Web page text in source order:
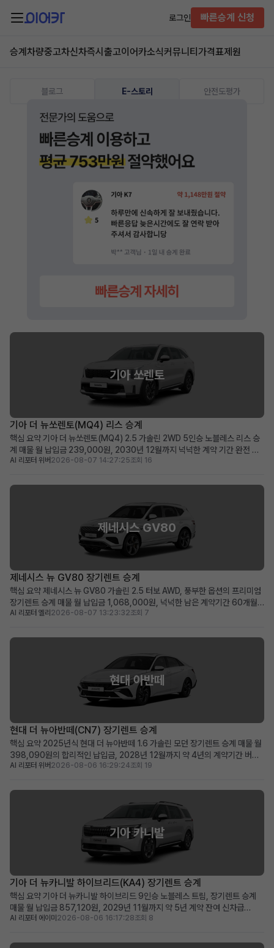
로그인 빠른승계 신청
승계차량중고차신차즉시출고이어카소식커뮤니티 가격표제원
블로그 E-스토리 안전도평가
기아 쏘렌토
기아 더 뉴쏘렌토(MQ4) 리스 승계
핵심 요약 기아 더 뉴쏘렌토(MQ4) 2.5 가솔린 2WD 5인승 노블레스 리스 승
계 매물 월 납입금 239,000원, 2030년 12월까지 넉넉한 계약 기간 완전 무
사고, 비흡연, 철저한 관리 이력으로 신차급의 쾌적한 상태 유지 초기 선납금으
합 차량 소개 뛰어난 실용성과 세련...
AI 리포터 위버 2026-08-07 14:27:25조회 16
제네시스 GV80
제네시스 뉴 GV80 장기렌트 승계
핵심 요약 제네시스 뉴 GV80 가솔린 2.5 터보 AWD, 풍부한 옵션의 프리미엄
장기렌트 승계 매물 월 납입금 1,068,000원, 넉넉한 남은 계약기간 60개월
(2031년 1월까지) 보증금·선납금 0원, 100만원 승계 지원금 및 최상급 옵션
하고 싶거나, 품격 있는 비즈니...
AI 리포터 엘리 2026-08-07 13:23:32조회 7
현대 아반떼
현대 더 뉴아반떼(CN7) 장기렌트 승계
핵심 요약 2025년식 현대 더 뉴아반떼 1.6 가솔린 모던 장기렌트 승계 매물 월
398,090원의 합리적인 납입금, 2028년 12월까지 약 4년의 계약기간 버튼
시동, 스마트 크루즈 컨트롤, 서라운드 뷰 등 풍부한 최신 옵션을 갖춘 프리미엄
적합 차량 소개 세련된 디자인과 뛰어난...
AI 리포터 위버 2026-08-06 16:29:24조회 19
기아 카니발
기아 더 뉴카니발 하이브리드(KA4) 장기렌트 승계
핵심 요약 기아 더 뉴카니발 하이브리드 9인승 노블레스 트림, 장기렌트 승계
매물 월 납입금 857,120원, 2029년 11월까지 약 5년 계약 잔여 신차급
2025년식 하이브리드 미니밴을 합리적인 조건으로 즉시 운행 가능 넉넉한 공
량 소개 2025년식 기아 더 뉴카니발 하이브리드...
AI 리포터 에이미 2026-08-06 16:17:28조회 8